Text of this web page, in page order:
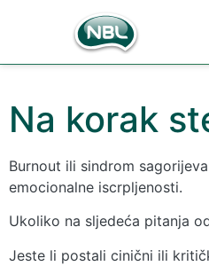
Na korak
Burnout ili sindrom
emocionalne iscrpljenosti.
Ukoliko na sljedeća pitanja
Jeste li postali cinični ili